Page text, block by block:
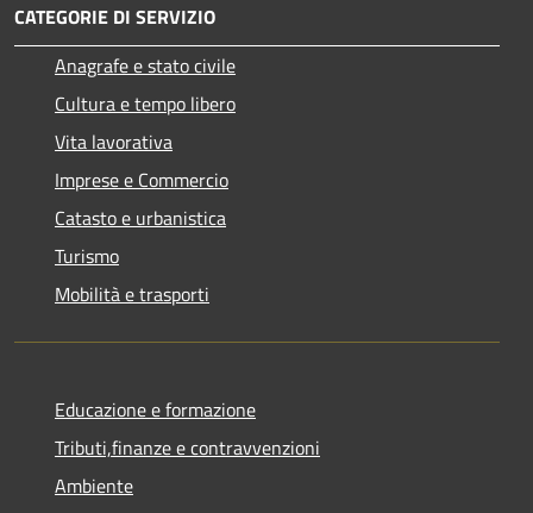
CATEGORIE DI SERVIZIO
Anagrafe e stato civile
Cultura e tempo libero
Vita lavorativa
Imprese e Commercio
Catasto e urbanistica
Turismo
Mobilità e trasporti
Educazione e formazione
Tributi,finanze e contravvenzioni
Ambiente